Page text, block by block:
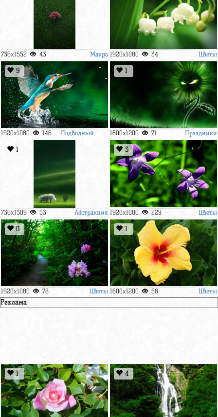
736x1552 43 Макро 1920x1080 34 Цветы
9
1920x1080 146
Подводный
мир
1
1600x1200 71 Праздники
1
736x1309 53 Абстракция
3
1920x1080 229 Цветы
0
1920x1080 78 Цветы
1
1600x1200 58 Цветы
Реклама
1 4